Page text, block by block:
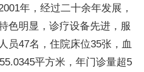
年，经过二十余年发展，
色明显，诊疗设备先进，服
员47名，住院床位35张，血
平方米，年门诊量超5